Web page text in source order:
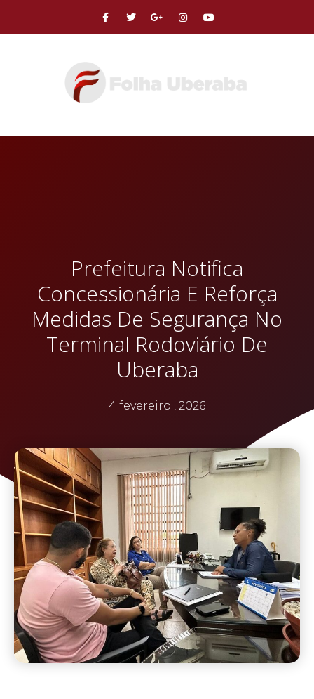
Prefeitura Notifica
Concessionária E Reforça
Medidas De Segurança No
Terminal Rodoviário De
Uberaba
4 fevereiro , 2026